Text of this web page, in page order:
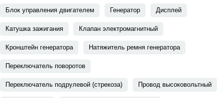
Блок управления двигателем Генератор Дисплей
Катушка зажигания Клапан электромагнитный
Кронштейн генератора Натяжитель ремня генератора
Переключатель поворотов
Переключатель подрулевой (стрекоза) Провод высоковольтный